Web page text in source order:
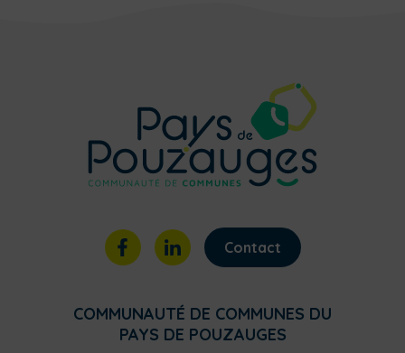
Contact
COMMUNAUTÉ DE COMMUNES DU
PAYS DE POUZAUGES